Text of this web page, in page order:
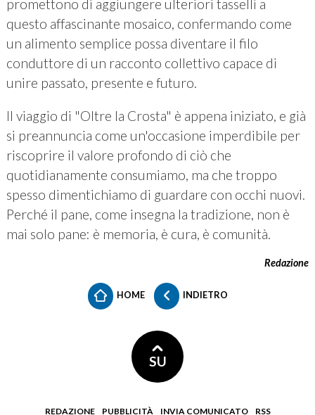
promettono di aggiungere ulteriori tasselli a
questo affascinante mosaico, confermando come
un alimento semplice possa diventare il filo
conduttore di un racconto collettivo capace di
unire passato, presente e futuro.
Il viaggio di "Oltre la Crosta" è appena iniziato, e già
si preannuncia come un'occasione imperdibile per
riscoprire il valore profondo di ciò che
quotidianamente consumiamo, ma che troppo
spesso dimentichiamo di guardare con occhi nuovi.
Perché il pane, come insegna la tradizione, non è
mai solo pane: è memoria, è cura, è comunità.
Redazione
HOME INDIETRO
SU
REDAZIONE PUBBLICITÀ INVIA COMUNICATO RSS